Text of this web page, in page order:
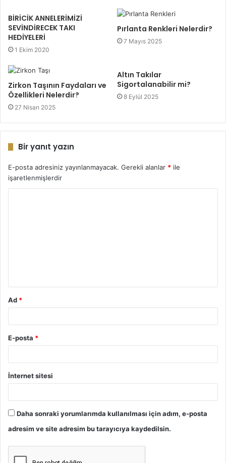
BİRİCİK ANNELERİMİZİ
SEVİNDİRECEK TAKI
HEDİYELERİ
1 Ekim 2020
Pırlanta Renkleri Nelerdir?
7 Mayıs 2025
Zirkon Taşının Faydaları ve
Özellikleri Nelerdir?
27 Nisan 2025
Altın Takılar
Sigortalanabilir mi?
8 Eylül 2025
Bir yanıt yazın
E-posta adresiniz yayınlanmayacak. Gerekli alanlar * ile
işaretlenmişlerdir
Ad *
E-posta *
İnternet sitesi
Daha sonraki yorumlarımda kullanılması için adım, e-posta
adresim ve site adresim bu tarayıcıya kaydedilsin.